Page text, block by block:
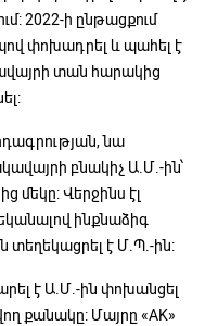
2022-ի ընթացքում
փոխադրել և պահել է
տան հարակից
նա
բնակիչ Ա.Մ.-ին՝
մեկը: Վերջինս էլ
ինքնաձիգ
տեղեկացրել է Մ.Պ.-ին:
է Ա.Մ.-ին փոխանցել
քանակը: Մայրը «AK»